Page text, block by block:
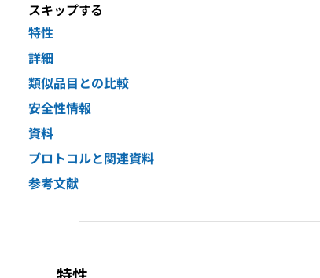
スキップする
特性
詳細
類似品目との比較
安全性情報
資料
プロトコルと関連資料
参考文献